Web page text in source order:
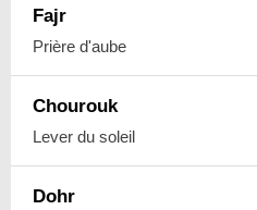
Fajr
Prière d'aube
Chourouk
Lever du soleil
Dohr